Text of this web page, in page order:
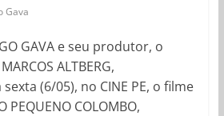
Gava
GAVA e seu produtor, o
ALTBERG,
(6/05), no CINE PE, o filme
PEQUENO COLOMBO,